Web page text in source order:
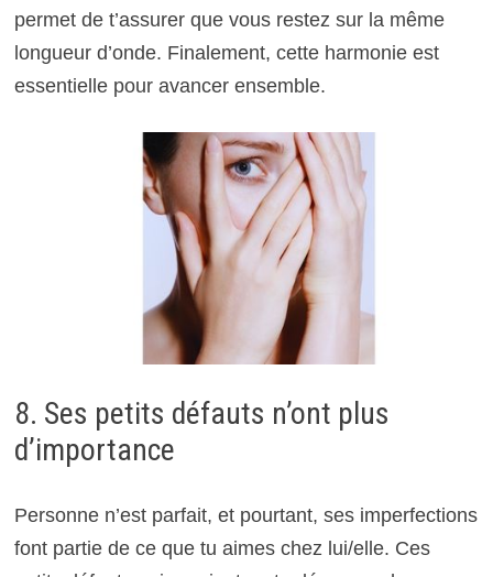
permet de t’assurer que vous restez sur la même
longueur d’onde. Finalement, cette harmonie est
essentielle pour avancer ensemble.
8. Ses petits défauts n’ont plus
d’importance
Personne n’est parfait, et pourtant, ses imperfections
font partie de ce que tu aimes chez lui/elle. Ces